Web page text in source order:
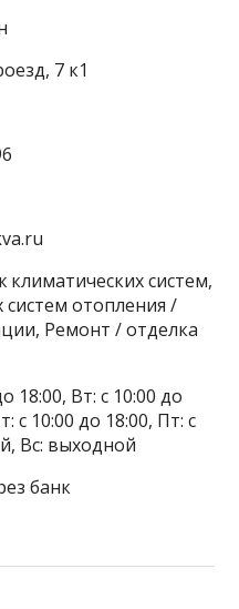
7 к1
систем,
отопления /
Ремонт / отделка
18:00, Вт: с 10:00 до
с 10:00 до 18:00, Пт: с
Вс: выходной
банк